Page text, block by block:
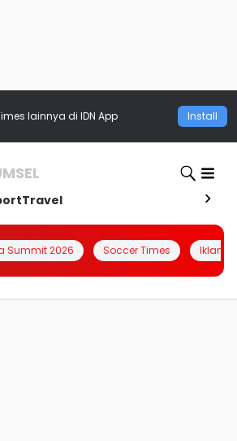
lainnya di IDN App Install
Travel
Summit 2026 Soccer Times Iklanin